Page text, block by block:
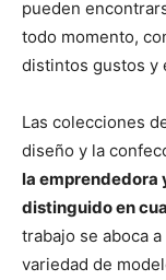
pueden
todo momento,
distintos gustos y
Las colecciones
diseño y la
la emprendedora
distinguido en
trabajo se aboca
variedad de